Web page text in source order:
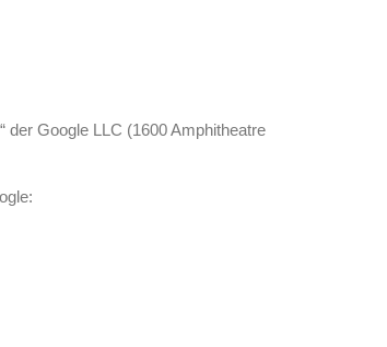
der Google LLC (1600 Amphitheatre